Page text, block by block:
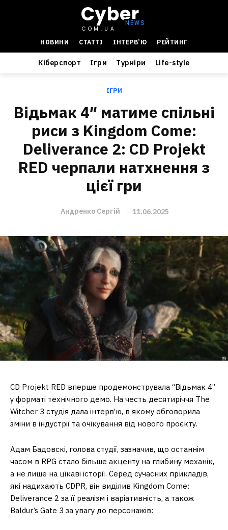
Cyber
COM.UA
НОВИНИ
СТАТТІ ІНТЕРВ’Ю РЕЙТИНГ
Кіберспорт Ігри Турніри Life-style
ІГРИ
Відьмак 4″ матиме спільні
риси з Kingdom Come:
Deliverance 2: CD Projekt
RED черпали натхнення з
цієї гри
Андренко Сергій 11.06.2025
CD Projekt RED вперше продемонструвала “Відьмак 4”
у форматі технічного демо. На честь десятиріччя The
Witcher 3 студія дала інтерв’ю, в якому обговорила
зміни в індустрії та очікування від нового проєкту.
Адам Бадовскі, голова студії, зазначив, що останнім
часом в RPG стало більше акценту на глибину механік,
а не лише на цікаві історії. Серед сучасних прикладів,
які надихають CDPR, він виділив Kingdom Come:
Deliverance 2 за її реалізм і варіативність, а також
Baldur’s Gate 3 за увагу до персонажів: